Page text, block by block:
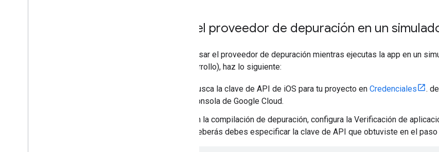
Usa el proveedor de depuración en un
Cómo usar el proveedor de depuración mientras ejecutas la app en un
el desarrollo), haz lo siguiente:
Busca la clave de API de iOS para tu proyecto en Credenciales .
consola de Google Cloud.
En la compilación de depuración, configura la Verificación de
Deberás debes especificar la clave de API que obtuviste en el paso